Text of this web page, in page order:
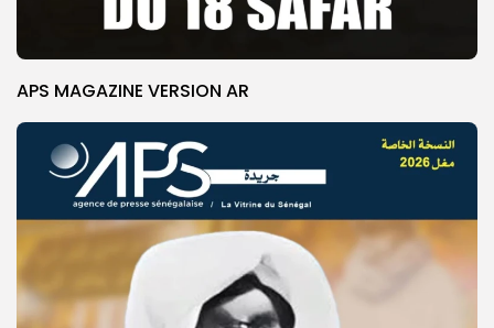
APS MAGAZINE VERSION AR